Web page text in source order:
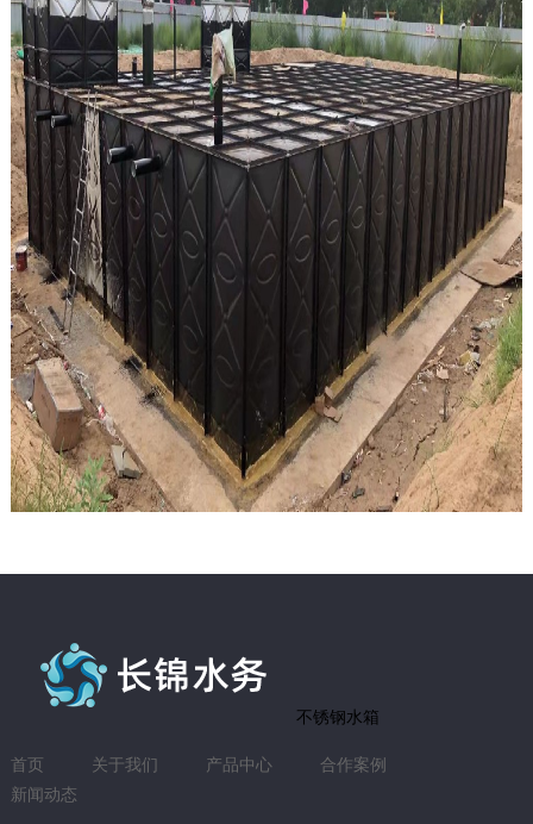
不锈钢水箱
首页 关于我们 产品中心
合作案例
新闻动态